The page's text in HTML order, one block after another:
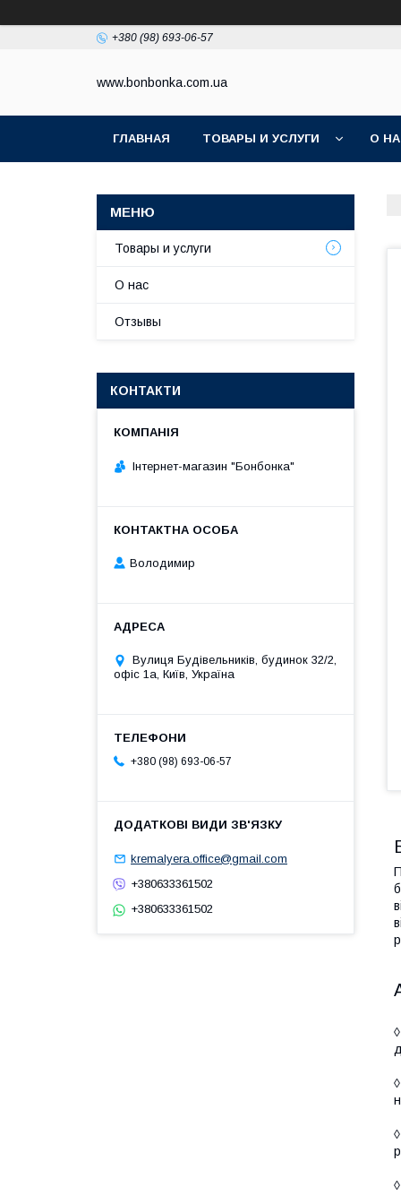
+380 (98) 693-06-57
www.bonbonka.com.ua
ГЛАВНАЯ ТОВАРЫ И УСЛУГИ О
◊
◊
Товары и услуги
О нас
Отзывы
КОНТАКТИ
Інтернет-магазин "Бонбонка"
Володимир
Вулиця Будівельників, будинок 32/2,
офіс 1а, Київ, Україна
+380 (98) 693-06-57
kremalyera.office@gmail.com
+380633361502
+380633361502